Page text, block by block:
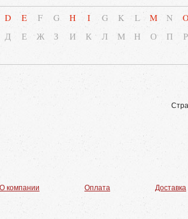
D E F G H I G K L M N
Д Е Ж З И К Л М Н О П Р
О компании Оплата Доставка